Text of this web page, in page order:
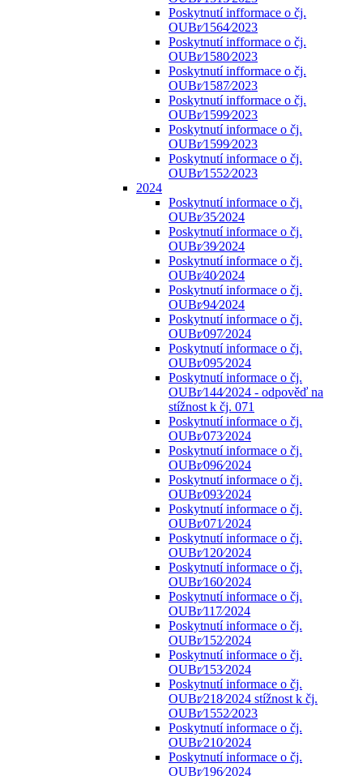
Poskytnutí infformace o čj.
OUBr⁄1564⁄2023
Poskytnutí infformace o čj.
OUBr⁄1580⁄2023
Poskytnutí infformace o čj.
OUBr⁄1587⁄2023
Poskytnutí infformace o čj.
OUBr⁄1599⁄2023
Poskytnutí informace o čj.
OUBr⁄1599⁄2023
Poskytnutí informace o čj.
OUBr⁄1552⁄2023
2024
Poskytnutí informace o čj.
OUBr⁄35⁄2024
Poskytnutí informace o čj.
OUBr⁄39⁄2024
Poskytnutí informace o čj.
OUBr⁄40⁄2024
Poskytnutí informace o čj.
OUBr⁄94⁄2024
Poskytnutí informace o čj.
OUBr⁄097⁄2024
Poskytnutí informace o čj.
OUBr⁄095⁄2024
Poskytnutí informace o čj.
OUBr⁄144⁄2024 - odpověď na
stížnost k čj. 071
Poskytnutí informace o čj.
OUBr⁄073⁄2024
Poskytnutí informace o čj.
OUBr⁄096⁄2024
Poskytnutí informace o čj.
OUBr⁄093⁄2024
Poskytnutí informace o čj.
OUBr⁄071⁄2024
Poskytnutí informace o čj.
OUBr⁄120⁄2024
Poskytnutí informace o čj.
OUBr⁄160⁄2024
Poskytnutí informace o čj.
OUBr⁄117⁄2024
Poskytnutí informace o čj.
OUBr⁄152⁄2024
Poskytnutí informace o čj.
OUBr⁄153⁄2024
Poskytnutí informace o čj.
OUBr⁄218⁄2024 stížnost k čj.
OUBr⁄1552⁄2023
Poskytnutí informace o čj.
OUBr⁄210⁄2024
Poskytnutí informace o čj.
OUBr⁄196⁄2024